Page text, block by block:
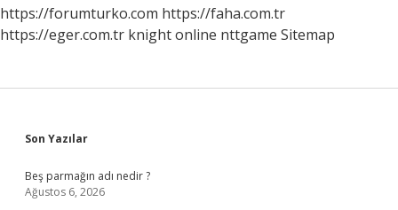
https://forumturko.com https://faha.com.tr
https://eger.com.tr knight online nttgame Sitemap
Sidebar
Son Yazılar
Beş parmağın adı nedir ?
Ağustos 6, 2026